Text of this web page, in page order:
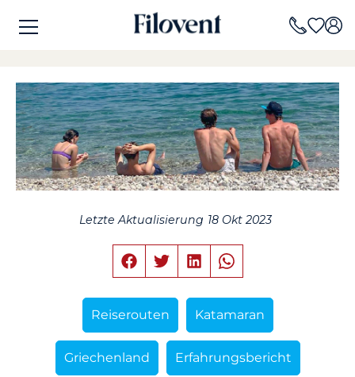
Letzte Aktualisierung 18 Okt 2023
Reiserouten Katamaran
Griechenland Erfahrungsbericht